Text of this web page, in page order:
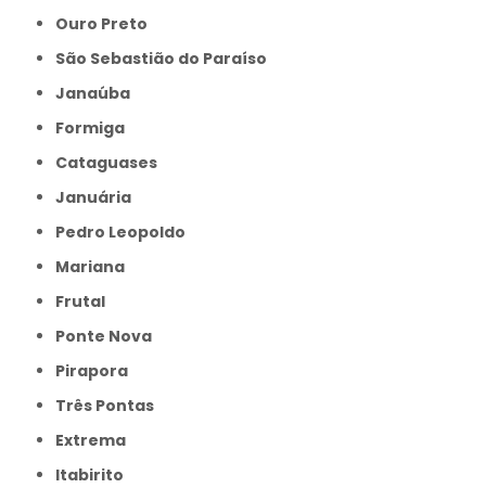
Ouro Preto
São Sebastião do Paraíso
Janaúba
Formiga
Cataguases
Januária
Pedro Leopoldo
Mariana
Frutal
Ponte Nova
Pirapora
Três Pontas
Extrema
Itabirito